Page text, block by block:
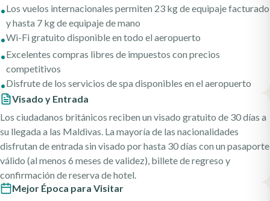
•Los vuelos internacionales permiten 23 kg de equipaje facturado
y hasta 7 kg de equipaje de mano
•Wi-Fi gratuito disponible en todo el aeropuerto
•Excelentes compras libres de impuestos con precios
competitivos
•Disfrute de los servicios de spa disponibles en el aeropuerto
Visado y Entrada
Los ciudadanos británicos reciben un visado gratuito de 30 días a
su llegada a las Maldivas. La mayoría de las nacionalidades
disfrutan de entrada sin visado por hasta 30 días con un pasaporte
válido (al menos 6 meses de validez), billete de regreso y
confirmación de reserva de hotel.
Mejor Época para Visitar